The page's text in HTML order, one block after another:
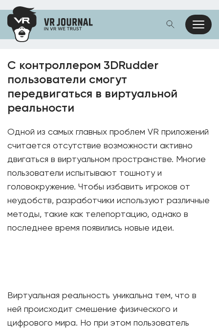
С контроллером 3DRudder
пользователи смогут
передвигаться в виртуальной
реальности
Одной из самых главных проблем VR приложений
считается отсутствие возможности активно
двигаться в виртуальном пространстве. Многие
пользователи испытывают тошноту и
головокружение. Чтобы избавить игроков от
неудобств, разработчики используют различные
методы, такие как телепортацию, однако в
последнее время появились новые идеи.
Виртуальная реальность уникальна тем, что в
ней происходит смешение физического и
цифрового мира. Но при этом пользователь